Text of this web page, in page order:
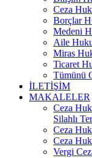
Ceza
Borçlar
Medeni
Aile
Miras
Ticaret
Tümünü
İLETİŞİM
MAKALELER
Ceza
Silahlı
Ceza
Ceza
Vergi